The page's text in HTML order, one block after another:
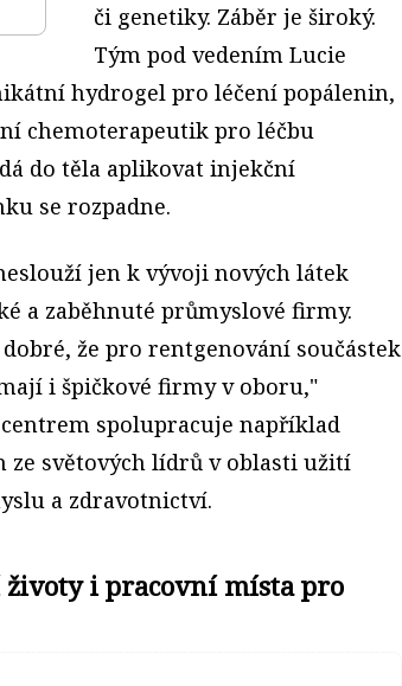
či genetiky. Záběr je široký.
Tým pod vedením Lucie
hydrogel pro léčení popálenin,
chemoterapeutik pro léčbu
do těla aplikovat injekční
se rozpadne.
jen k vývoji nových látek
a zaběhnuté průmyslové firmy.
že pro rentgenování součástek
i špičkové firmy v oboru,"
spolupracuje například
ze světových lídrů v oblasti užití
a zdravotnictví.
i pracovní místa pro